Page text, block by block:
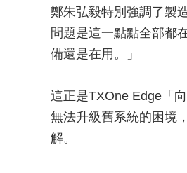
鄭朱弘毅特別強調了製
問題是這一點點全部都
備還是在用。」
這正是TXOne Edge「
無法升級舊系統的困境
解。